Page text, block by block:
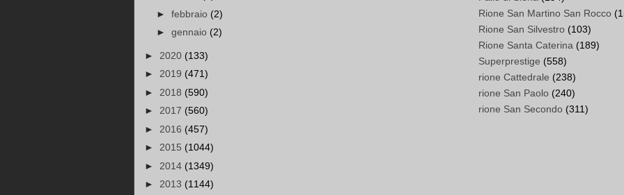
► febbraio (2)
► gennaio (2)
► 2020 (133)
► 2019 (471)
► 2018 (590)
► 2017 (560)
► 2016 (457)
► 2015 (1044)
► 2014 (1349)
► 2013 (1144)
Rione San Martino San Rocco
Rione San Silvestro (103)
Rione Santa Caterina (189)
Superprestige (558)
rione Cattedrale (238)
rione San Paolo (240)
rione San Secondo (311)